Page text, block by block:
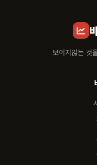
보이지않는 것